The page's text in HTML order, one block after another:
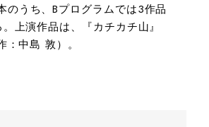
のうち、Bプログラムでは3作品
上演作品は、『カチカチ山』
中島 敦）。